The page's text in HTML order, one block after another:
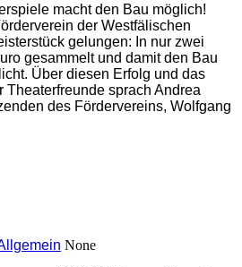
macht den Bau möglich!
der Westfälischen
gelungen: In nur zwei
gesammelt und damit den Bau
Über diesen Erfolg und das
Theaterfreunde sprach Andrea
des Fördervereins, Wolfgang
None